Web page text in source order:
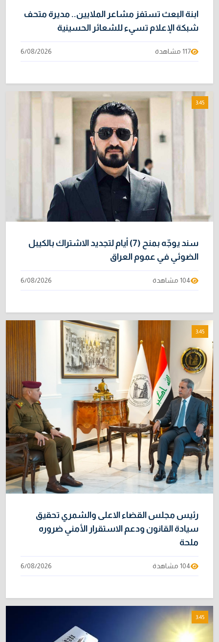
ابنة البعث تستفز مشاعر الملايين.. مديرة متحف
شبكة الإعلام تسيء للشعائر الحسينية
117 مشاهدة 6/08/2026
3:45
سند يوجّه بمنح (7) أيام لتجديد الاشتراك بالكيبل
الضوئي في عموم العراق
104 مشاهدة 6/08/2026
3:45
رئيس مجلس القضاء الاعلى والشمري تحقيق
سيادة القانون ودعم الاستقرار الأمني ضروره
ملحة
104 مشاهدة 6/08/2026
3:45